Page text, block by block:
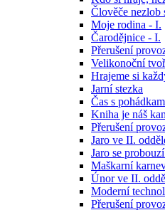
Člověče nezlob
Moje rodina - I.
Čarodějnice - I.
Přerušení
Velikonoční
Hrajeme si
Jarní stezka
Čas s
Kniha je náš
Přerušení
Jaro ve II.
Jaro se
Maškarní
Únor ve II.
Moderní
Přerušení